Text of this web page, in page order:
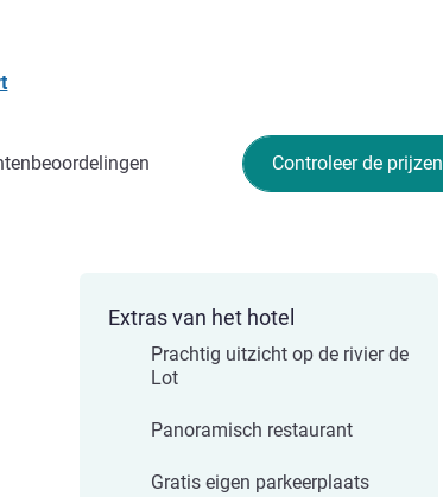
Controleer de prijzen
Extras van het hotel
Prachtig uitzicht op de rivier de
Lot
Panoramisch restaurant
Gratis eigen parkeerplaats